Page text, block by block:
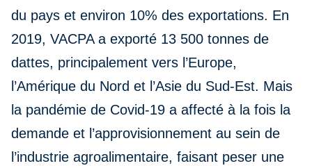
du pays et environ 10% des exportations. En
2019, VACPA a exporté 13 500 tonnes de
dattes, principalement vers l’Europe,
l’Amérique du Nord et l’Asie du Sud-Est. Mais
la pandémie de Covid-19 a affecté à la fois la
demande et l’approvisionnement au sein de
l’industrie agroalimentaire, faisant peser une